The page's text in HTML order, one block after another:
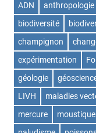
ADN anthropologie
biodiversité
champignon
expérimentation
géologie
LIVH
maladies
mercure